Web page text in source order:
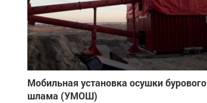
Мобильная установка осушки бурового
шлама (УМОШ)